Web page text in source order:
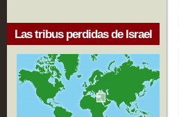
Las tribus perdidas de Israel